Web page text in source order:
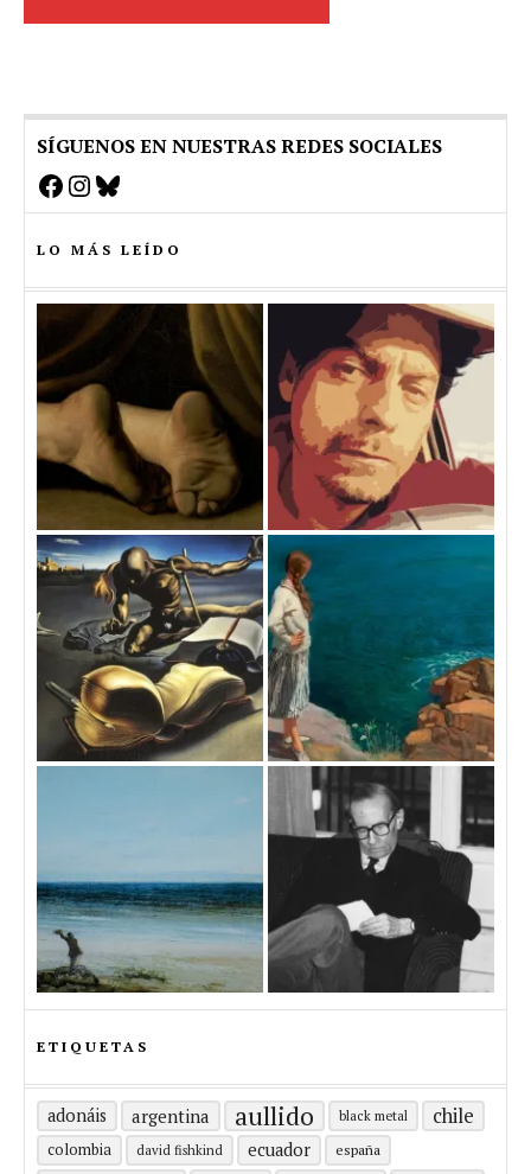
SÍGUENOS EN NUESTRAS REDES SOCIALES
Facebook
Instagram
Bluesky
LO MÁS LEÍDO
ETIQUETAS
adonáis argentina aullido black metal chile
colombia david fishkind ecuador españa